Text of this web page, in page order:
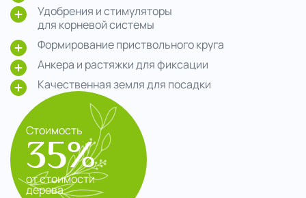
Удобрения и стимуляторы
для корневой системы
Формирование приствольного круга
Анкера и растяжки для фиксации
Качественная земля для посадки
Стоимость
35%
от стоимости
дерева